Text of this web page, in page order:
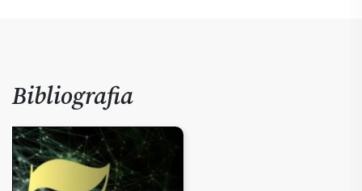
Bibliografia